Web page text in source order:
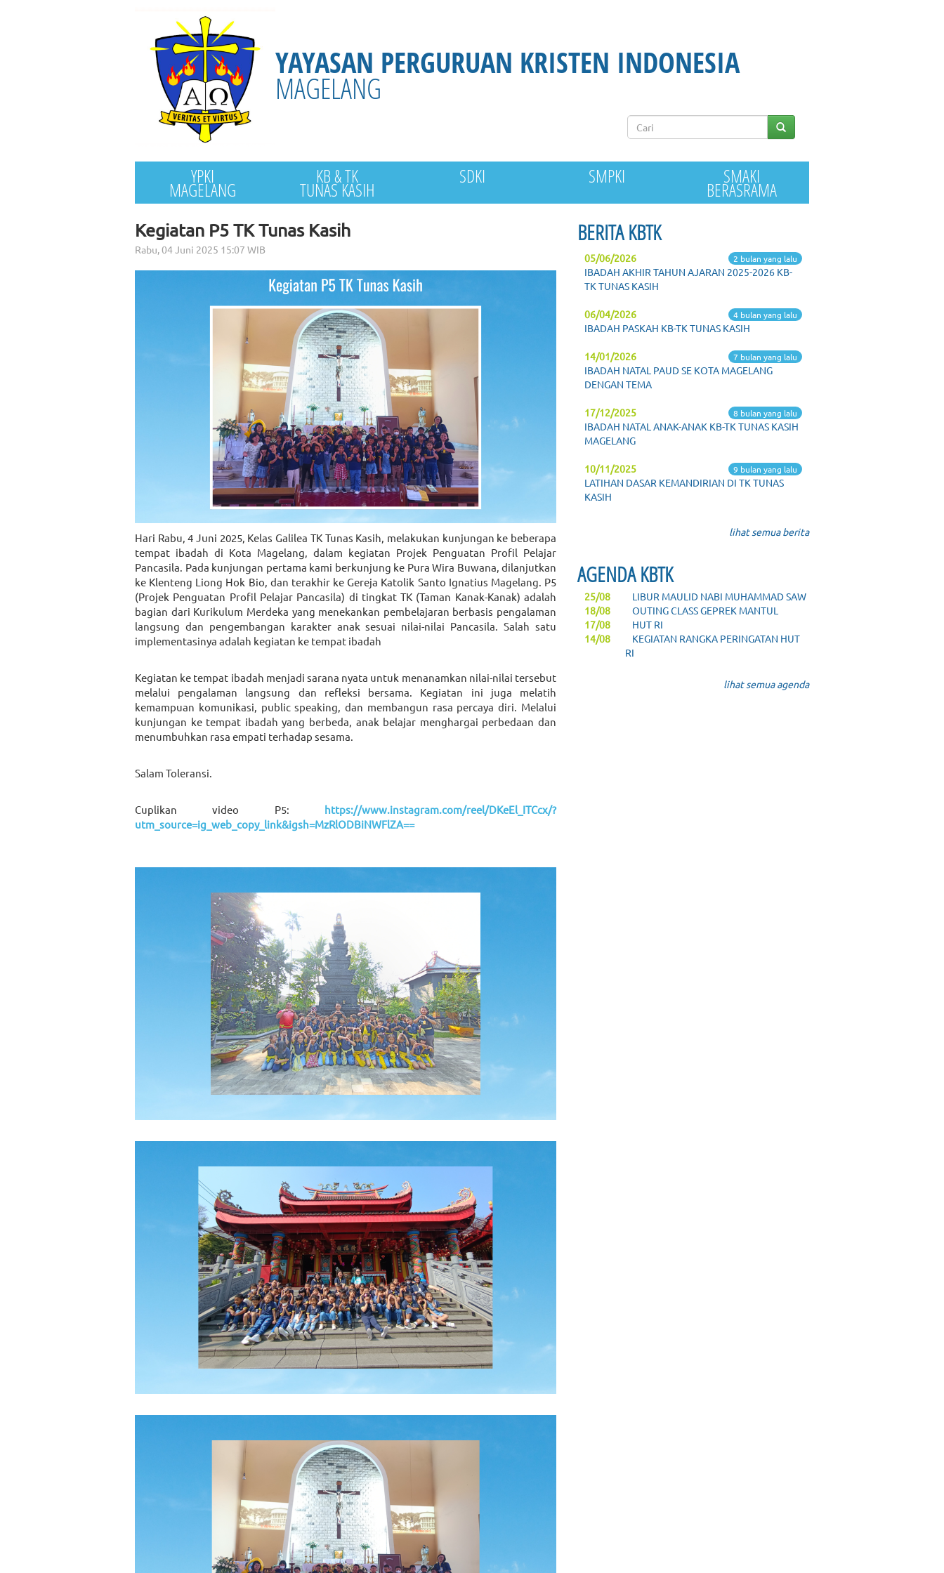
YAYASAN PERGURUAN KRISTEN INDONESIA
MAGELANG
Keyword
YPKI
MAGELANG
KB & TK
TUNAS KASIH
SDKI SMPKI SMAKI
BERASRAMA
Kegiatan P5 TK Tunas Kasih
Rabu, 04 Juni 2025 15:07 WIB
Hari Rabu, 4 Juni 2025, Kelas Galilea TK Tunas Kasih, melakukan kunjungan ke beberapa
tempat ibadah di Kota Magelang, dalam kegiatan Projek Penguatan Profil Pelajar
Pancasila. Pada kunjungan pertama kami berkunjung ke Pura Wira Buwana, dilanjutkan
ke Klenteng Liong Hok Bio, dan terakhir ke Gereja Katolik Santo Ignatius Magelang. P5
(Projek Penguatan Profil Pelajar Pancasila) di tingkat TK (Taman Kanak-Kanak) adalah
bagian dari Kurikulum Merdeka yang menekankan pembelajaran berbasis pengalaman
langsung dan pengembangan karakter anak sesuai nilai-nilai Pancasila. Salah satu
implementasinya adalah kegiatan ke tempat ibadah
Kegiatan ke tempat ibadah menjadi sarana nyata untuk menanamkan nilai-nilai tersebut
melalui pengalaman langsung dan refleksi bersama. Kegiatan ini juga melatih
kemampuan komunikasi, public speaking, dan membangun rasa percaya diri. Melalui
kunjungan ke tempat ibadah yang berbeda, anak belajar menghargai perbedaan dan
menumbuhkan rasa empati terhadap sesama.
Salam Toleransi.
Cuplikan video P5: https://www.instagram.com/reel/DKeEl_ITCcx/?
utm_source=ig_web_copy_link&igsh=MzRlODBiNWFlZA==
BERITA KBTK
05/06/2026 2 bulan yang lalu
IBADAH AKHIR TAHUN AJARAN 2025-2026 KB-
TK TUNAS KASIH
06/04/2026 4 bulan yang lalu
IBADAH PASKAH KB-TK TUNAS KASIH
14/01/2026 7 bulan yang lalu
IBADAH NATAL PAUD SE KOTA MAGELANG
DENGAN TEMA
17/12/2025 8 bulan yang lalu
IBADAH NATAL ANAK-ANAK KB-TK TUNAS KASIH
MAGELANG
10/11/2025 9 bulan yang lalu
LATIHAN DASAR KEMANDIRIAN DI TK TUNAS
KASIH
lihat semua berita
AGENDA KBTK
25/08
LIBUR MAULID NABI MUHAMMAD SAW
18/08
OUTING CLASS GEPREK MANTUL
17/08
HUT RI
14/08
KEGIATAN RANGKA PERINGATAN HUT
RI
lihat semua agenda